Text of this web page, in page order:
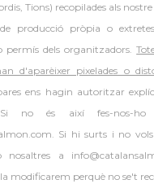
Tions) recopilades als nostre
producció pròpia o
permís dels organitzadors.
d'aparèixer pixelades o
ens hagin autoritzar
Si no és així fes-nos-
Si hi surts i no vols
nosaltres a
modificarem perquè no se't